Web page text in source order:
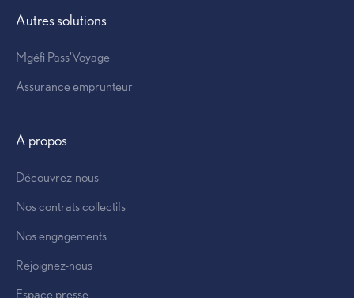
Offre prévoyance
Autres solutions
Mgéfi Pass'Voyage
Assurance emprunteur
Contrat collectif
A propos
Découvrez-nous
Nos contrats collectifs
Nos engagements
Rejoignez-nous
Espace presse